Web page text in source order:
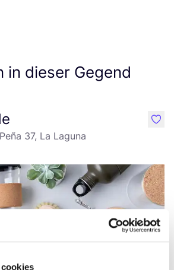
in dieser Gegend
37, La Laguna
like